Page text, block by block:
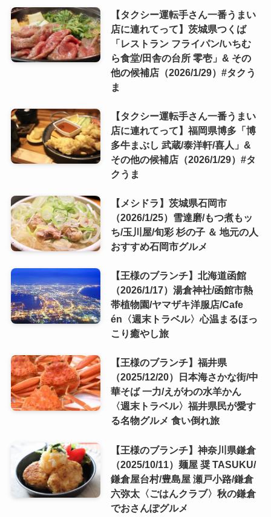
【タクシー運転手さん一番うまい
店に連れてって】茨城県つくば
「レストラン フライパン/いちむ
ら食堂/田舎の台所 零壱」& その
他の候補店（2026/1/29）#タクう
ま
【タクシー運転手さん一番うまい
店に連れてって】福岡県博多「博
多牛まぶし 武蔵/泰洋軒/喜人」&
その他の候補店（2026/1/29）#タ
クうま
【メシドラ】茨城県石岡市
（2026/1/25）雪達磨/もつ煮もッ
ち/玉川屋/旬彩 杉の子 ＆ 地元の人
おすすめ石岡市グルメ
【王様のブランチ】北海道函館
（2026/1/17）湯倉神社/函館市熱
帯植物園/ヤマザキ洋服店/Cafe
én〈週末トラベル〉心温まるほっ
こり癒やし旅
【王様のブランチ】福井県
（2025/12/20）日本海さかな街/中
華そば 一力/えがわの水羊かん
〈週末トラベル〉福井県民が愛す
る名物グルメ 食い倒れ旅
【王様のブランチ】神奈川県鎌倉
（2025/10/11）麺屋 奨 TASUKU/
鎌倉屋台村/豊島屋 瀬戸小路/鎌倉
六弥太〈ごはんクラブ〉秋の鎌倉
でおさんぽグルメ